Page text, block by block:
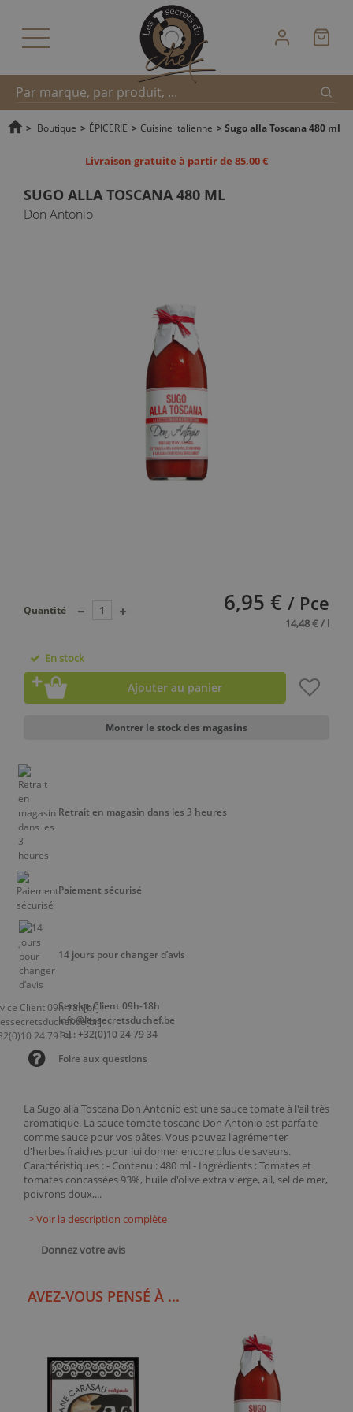
Recherche
> Boutique > ÉPICERIE > Cuisine italienne > Sugo alla Toscana 480 ml
Livraison gratuite à partir de 85,00 €
SUGO ALLA TOSCANA 480 ML
Don Antonio
La Sugo alla Toscana Don Antonio est une sauce tomate à l'ail très
aromatique. La sauce tomate toscane Don Antonio est parfaite
comme sauce pour vos pâtes. Vous pouvez l'agrémenter
d'herbes fraiches pour lui donner encore plus de saveurs.
Caractéristiques : - Contenu : 480 ml - Ingrédients : Tomates et
tomates concassées 93%, huile d'olive extra vierge, ail, sel de mer,
poivrons doux,...
> Voir la description complète
Donnez votre avis
6,95 € / Pce
14,48 € / l
Quantité
En stock
Ajouter au panier
Montrer le stock des magasins
Retrait en magasin dans les 3 heures
Paiement sécurisé
14 jours pour changer d’avis
Service Client 09h-18h
info@lessecretsduchef.be
Tel : +32(0)10 24 79 34
Foire aux questions
AVEZ-VOUS PENSÉ À ...